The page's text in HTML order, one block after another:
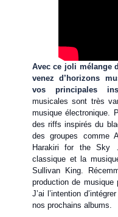
Avec ce joli mélange
venez d’horizons
vos principales
musicales sont très
musique électronique.
des riffs inspirés du
des groupes comme
Harakiri for the Sky
classique et la
Sullivan King.
production de musique
J’ai l’intention
nos prochains albums.